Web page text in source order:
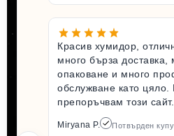
Красив хумидор,
много бърза доставка,
опаковане и много
обслужване като
препоръчвам този сайт.
Miryana P. Потвърден